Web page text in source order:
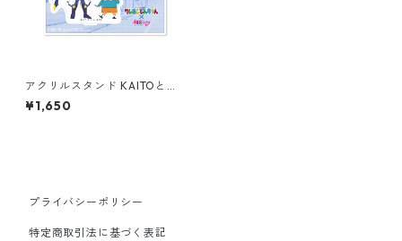
アクリルスタンド KAITOと風
間くん
¥1,650
プライバシーポリシー
特定商取引法に基づく表記